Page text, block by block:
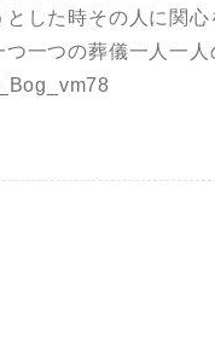
とした時その人に関
一つの葬儀一人一